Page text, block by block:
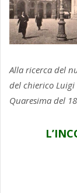
Alla ricerca del
del chierico
Quaresima del